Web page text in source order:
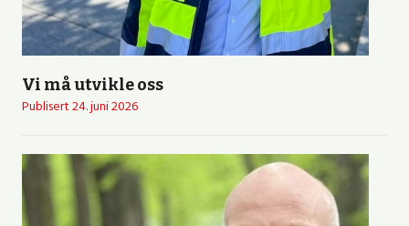
Vi må utvikle oss
Publisert24. juni 2026